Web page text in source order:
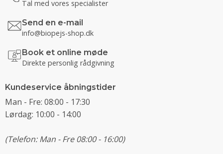
Tal med vores specialister
Send en e-mail
info@biopejs-shop.dk
Book et online møde
Direkte personlig rådgivning
Kundeservice åbningstider
Man - Fre: 08:00 - 17:30
Lørdag: 10:00 - 14:00
(Telefon: Man - Fre 08:00 - 16:00)